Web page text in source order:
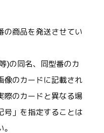
の商品を発送させてい
)の同名、同型番のカ
像のカードに記載され
際のカードと異なる場
号」を指定することは